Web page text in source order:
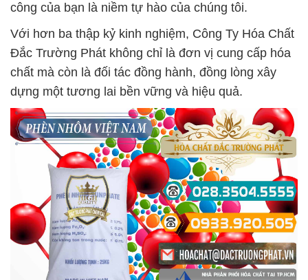
công của bạn là niềm tự hào của chúng tôi.
Với hơn ba thập kỷ kinh nghiệm, Công Ty Hóa Chất
Đắc Trường Phát không chỉ là đơn vị cung cấp hóa
chất mà còn là đối tác đồng hành, đồng lòng xây
dựng một tương lai bền vững và hiệu quả.